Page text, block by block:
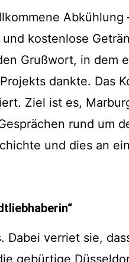
kostenlose
Grußwort, in dem
dankte. Das
Ziel ist es,
rund um
und dies an
verriet sie,
gebürtige